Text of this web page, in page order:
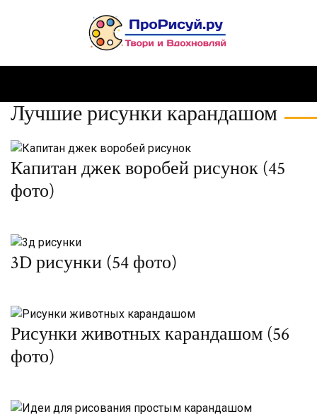
Лучшие рисунки карандашом
Капитан джек воробей рисунок (45
фото)
3D рисунки (54 фото)
Рисунки животных карандашом (56
фото)